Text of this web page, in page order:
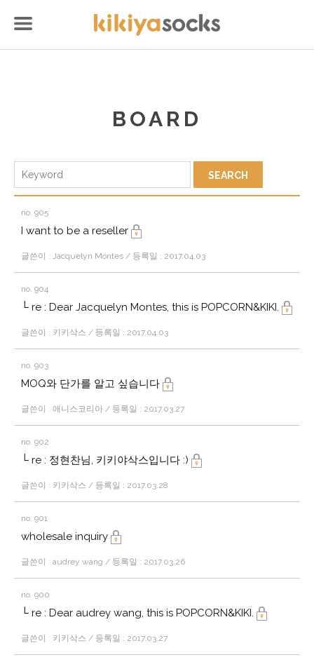
BOARD
no. 905
I want to be a reseller
글쓴이 : Jacquelyn Montes / 등록일 : 2017.04.03
no. 904
└ re : Dear Jacquelyn Montes, this is POPCORN&KIKI.
글쓴이 : 키키삭스 / 등록일 : 2017.04.03
no. 903
MOQ와 단가를 알고 싶습니다
글쓴이 : 애니스코리아 / 등록일 : 2017.03.27
no. 902
└ re : 정현찬님, 키키야삭스입니다 :)
글쓴이 : 키키삭스 / 등록일 : 2017.03.28
no. 901
wholesale inquiry
글쓴이 : audrey wang / 등록일 : 2017.03.26
no. 900
└ re : Dear audrey wang, this is POPCORN&KIKI.
글쓴이 : 키키삭스 / 등록일 : 2017.03.27